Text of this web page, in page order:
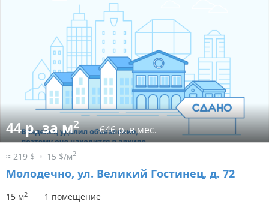
44 р. за м2 646 р. в мес.
≈ 219 $ 15 $/м2
Молодечно, ул. Великий Гостинец, д. 72
15 м2 1 помещение